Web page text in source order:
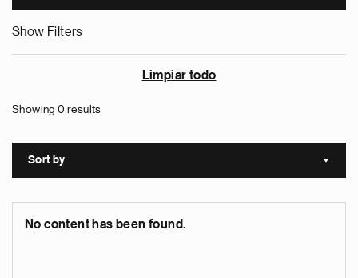
Show Filters
Limpiar todo
Showing 0 results
Sort by Sort
No content has been found.